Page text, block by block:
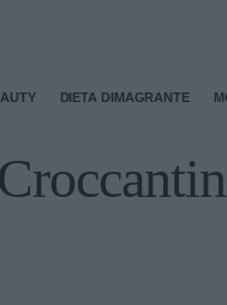
DIETA DIMAGRANTE